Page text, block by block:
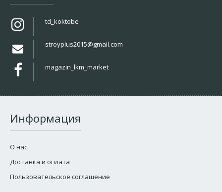
td_koktobe
stroyplus2015@gmail.com
magazin_lkm_market
Информация
О нас
Доставка и оплата
Пользовательское соглашение